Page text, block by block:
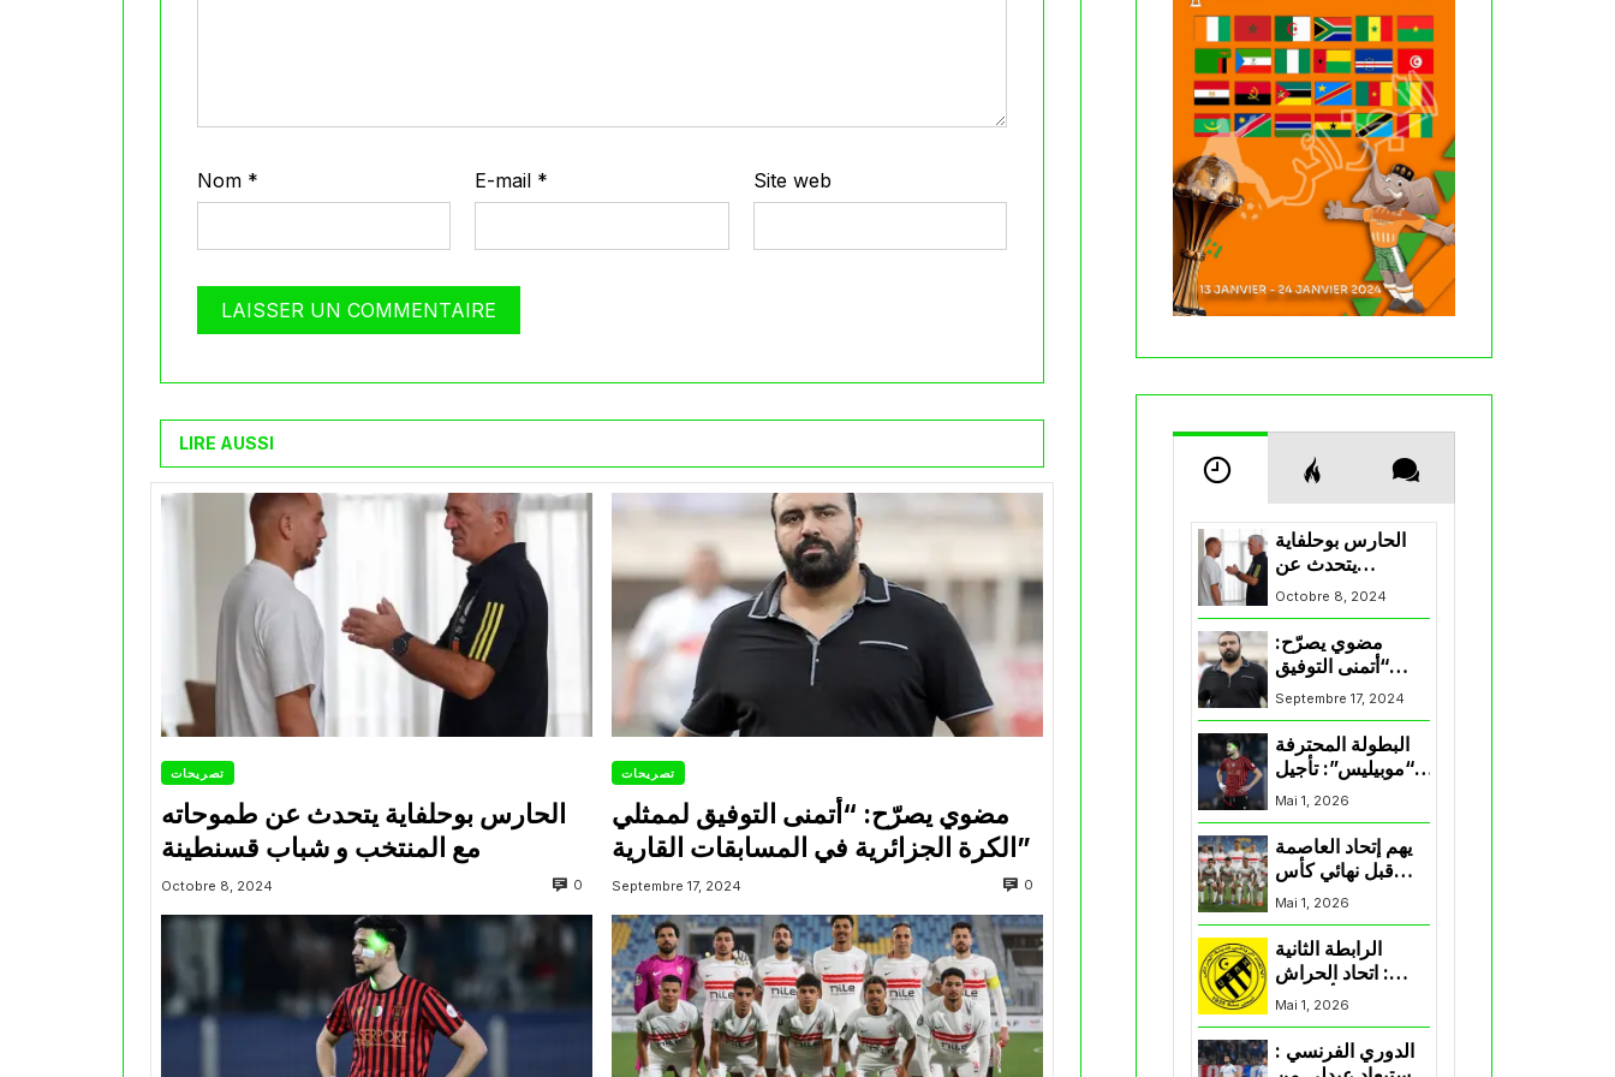
Nom * E-mail * Site web
LIRE AUSSI
تصريحات
الحارس بوحلفاية يتحدث عن طموحاته
مع المنتخب و شباب قسنطينة
Octobre 8, 2024 0
تصريحات
مضوي يصرّح: “أتمنى التوفيق لممثلي
الكرة الجزائرية في المسابقات القارية”
Septembre 17, 2024 0
الحارس بوحلفاية
يتحدث عن
طموحاته مع
المنتخب و شباب
قسنطينة
Octobre 8, 2024
مضوي يصرّح:
“أتمنى التوفيق
لممثلي الكرة
الجزائرية في
Septembre 17, 2024
البطولة المحترفة
“موبيليس”: تأجيل
مباراة إتحاد
العاصمة وأتلتيك
بارادو
Mai 1, 2026
يهم إتحاد العاصمة
قبل نهائي كأس
اكاف : الزمالك
يسقط بثلاثية أمام
Mai 1, 2026
الرابطة الثانية
: اتحاد الحراش
يحسم التأهل إلى
“البلاي أوف”
Mai 1, 2026
الدوري الفرنسي :